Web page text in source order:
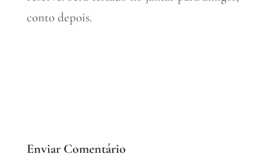
conto depois.
Enviar Comentário